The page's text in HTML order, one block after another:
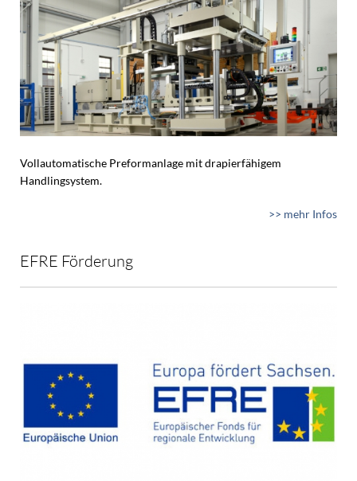
Vollautomatische Preformanlage mit drapierfähigem
Handlingsystem.
>> mehr Infos
EFRE Förderung